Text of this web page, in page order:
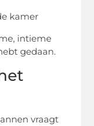
kamer
intieme
gedaan.
vraagt